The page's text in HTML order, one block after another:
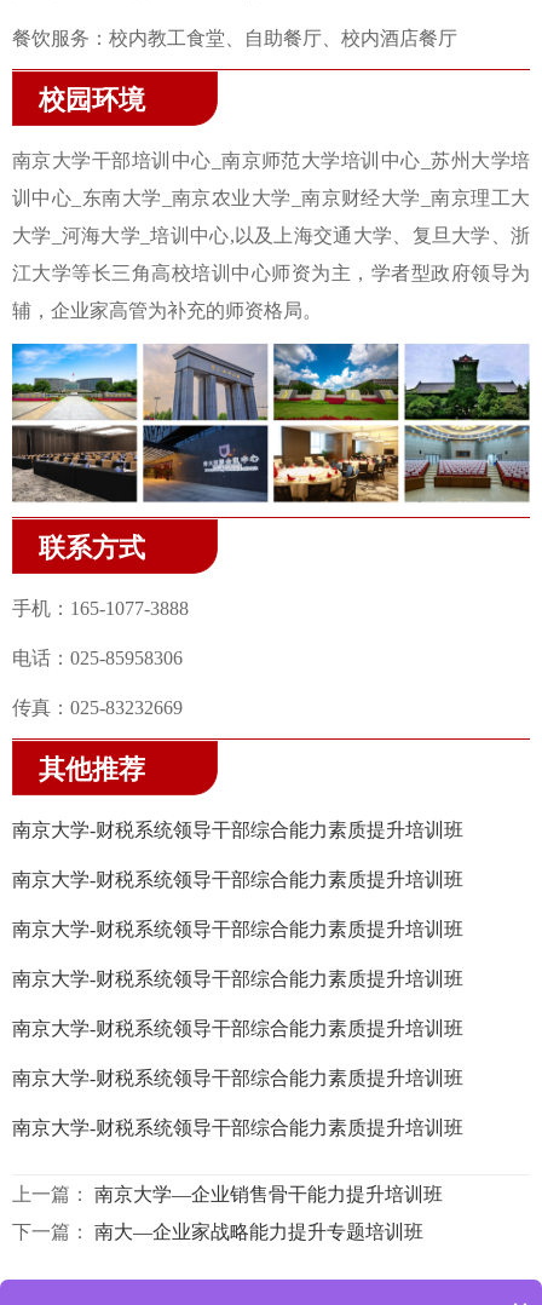
餐饮服务：校内教工食堂、自助餐厅、校内酒店餐厅
校园环境
南京大学干部培训中心_南京师范大学培训中心_苏州大学培
训中心_东南大学_南京农业大学_南京财经大学_南京理工大
大学_河海大学_培训中心,以及上海交通大学、复旦大学、浙
江大学等长三角高校培训中心师资为主，学者型政府领导为
辅，企业家高管为补充的师资格局。
联系方式
手机：165-1077-3888
电话：025-85958306
传真：025-83232669
其他推荐
南京大学-财税系统领导干部综合能力素质提升培训班
南京大学-财税系统领导干部综合能力素质提升培训班
南京大学-财税系统领导干部综合能力素质提升培训班
南京大学-财税系统领导干部综合能力素质提升培训班
南京大学-财税系统领导干部综合能力素质提升培训班
南京大学-财税系统领导干部综合能力素质提升培训班
南京大学-财税系统领导干部综合能力素质提升培训班
上一篇： 南京大学—企业销售骨干能力提升培训班
下一篇： 南大—企业家战略能力提升专题培训班